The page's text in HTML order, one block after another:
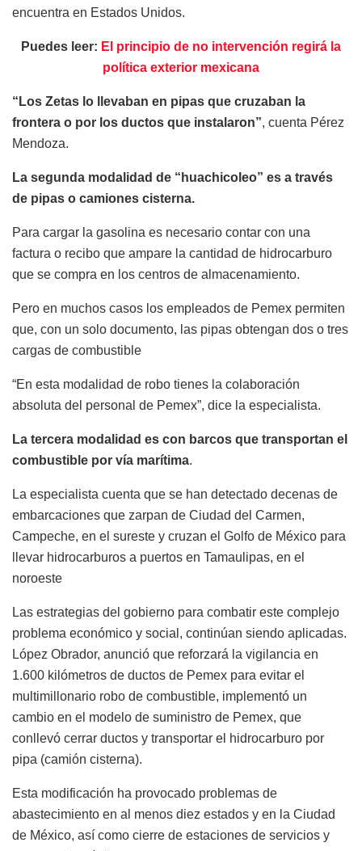
encuentra en Estados Unidos.
Puedes leer: El principio de no intervención regirá la
política exterior mexicana
“Los Zetas lo llevaban en pipas que cruzaban la
frontera o por los ductos que instalaron”, cuenta Pérez
Mendoza.
La segunda modalidad de “huachicoleo” es a través
de pipas o camiones cisterna.
Para cargar la gasolina es necesario contar con una
factura o recibo que ampare la cantidad de hidrocarburo
que se compra en los centros de almacenamiento.
Pero en muchos casos los empleados de Pemex permiten
que, con un solo documento, las pipas obtengan dos o tres
cargas de combustible
“En esta modalidad de robo tienes la colaboración
absoluta del personal de Pemex”, dice la especialista.
La tercera modalidad es con barcos que transportan el
combustible por vía marítima.
La especialista cuenta que se han detectado decenas de
embarcaciones que zarpan de Ciudad del Carmen,
Campeche, en el sureste y cruzan el Golfo de México para
llevar hidrocarburos a puertos en Tamaulipas, en el
noroeste
Las estrategias del gobierno para combatir este complejo
problema económico y social, continúan siendo aplicadas.
López Obrador, anunció que reforzará la vigilancia en
1.600 kilómetros de ductos de Pemex para evitar el
multimillonario robo de combustible, implementó un
cambio en el modelo de suministro de Pemex, que
conllevó cerrar ductos y transportar el hidrocarburo por
pipa (camión cisterna).
Esta modificación ha provocado problemas de
abastecimiento en al menos diez estados y en la Ciudad
de México, así como cierre de estaciones de servicios y